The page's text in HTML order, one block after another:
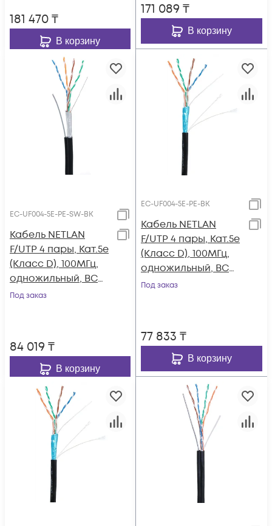
181 470₸
В корзину
171 089 ₸
В корзину
EC-UF004-5E-PE-SW-BK
Кабель NETLAN
F/UTP 4 пары, Кат.5e
(Класс D), 100МГц,
одножильный, BC
(чистая медь),
тросом, черный,
Под заказ
84 019 ₸
В корзину
EC-UF004-5E-PE-BK
Кабель NETLAN
F/UTP 4 пары, Кат.5e
(Класс D), 100МГц,
одножильный, BC
(чистая медь),
Под заказ
77 833 ₸
В корзину